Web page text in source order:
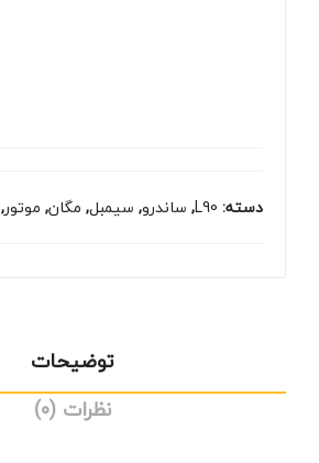
دسته: L90
, ساندرو, سیمبل, مگان, موتور,
توضیحات
نظرات (0)